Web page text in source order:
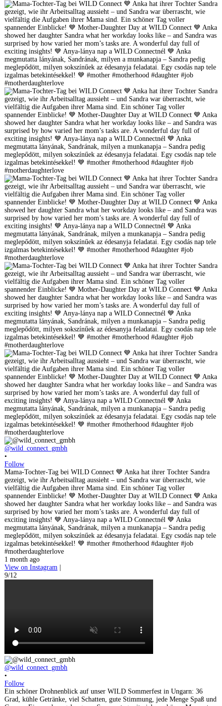
@wild_connect_gmbh
•
Follow
Mama-Tochter-Tag bei WILD Connect 💙 Anka hat ihrer Tochter Sandra
gezeigt, wie ihr Arbeitsalltag aussieht – und Sandra war überrascht, wie
vielfältig die Aufgaben ihrer Mama sind. Ein schöner Tag voller
spannender Einblicke! 💙 Mother-Daughter Day at WILD Connect 💙 Anka
showed her daughter Sandra what her workday looks like – and Sandra was
surprised by how varied her mom’s tasks are. A wonderful day full of
exciting insights! 💙 Anya-lánya nap a WILD Connectnél 💙 Anka
megmutatta lányának, Sandrának, milyen a munkanapja – Sandra pedig
meglepődött, milyen sokszínűek az édesanyja feladatai. Egy csodás nap tele
izgalmas betekintésekkel! 💙 #mother #motherhood #daughter #job
#motherdaughterlove
1 month ago
View on Instagram |
9/12
@wild_connect_gmbh
•
Follow
Ein schöner Drohnenblick auf unser WILD Sommerfest in Ungarn: 36
Grad, kühle Getränke, viel Schatten, gute Stimmung, jede Menge Spaß und